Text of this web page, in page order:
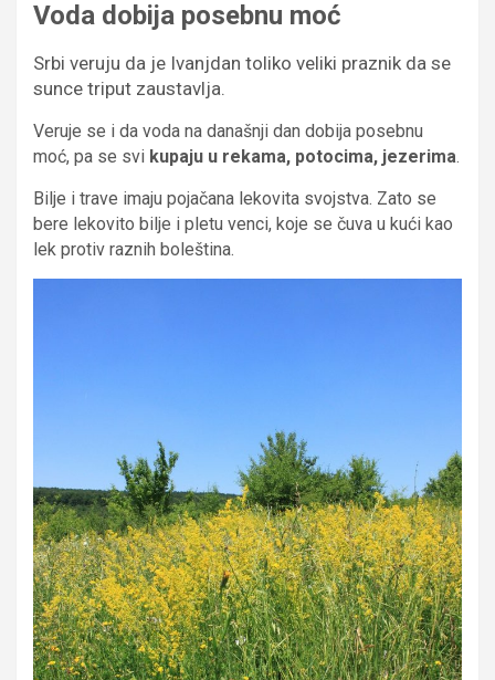
Voda dobija posebnu moć
Srbi veruju da je Ivanjdan toliko veliki praznik da se
sunce triput zaustavlja.
Veruje se i da voda na današnji dan dobija posebnu
moć, pa se svi kupaju u rekama, potocima, jezerima.
Bilje i trave imaju pojačana lekovita svojstva. Zato se
bere lekovito bilje i pletu venci, koje se čuva u kući kao
lek protiv raznih boleština.